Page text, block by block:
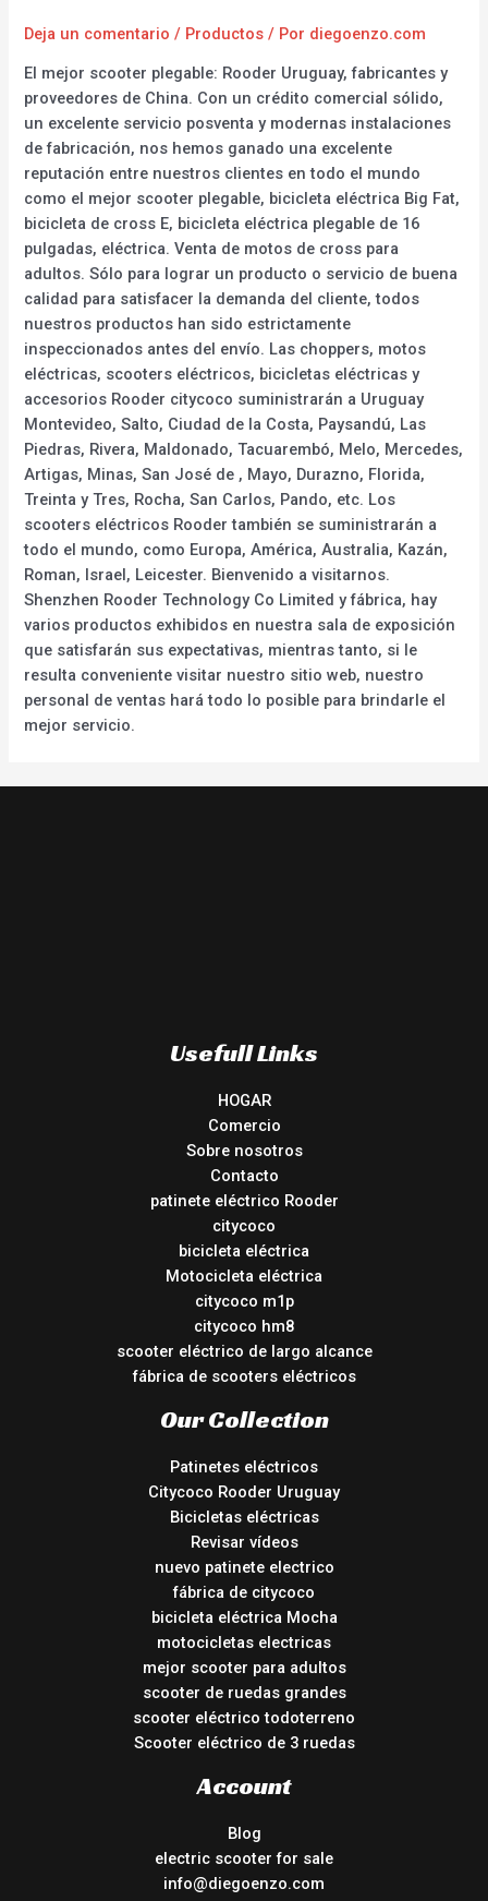
Deja un comentario / Productos / Por diegoenzo.com
El mejor scooter plegable: Rooder Uruguay, fabricantes y
proveedores de China. Con un crédito comercial sólido,
un excelente servicio posventa y modernas instalaciones
de fabricación, nos hemos ganado una excelente
reputación entre nuestros clientes en todo el mundo
como el mejor scooter plegable, bicicleta eléctrica Big Fat,
bicicleta de cross E, bicicleta eléctrica plegable de 16
pulgadas, eléctrica. Venta de motos de cross para
adultos. Sólo para lograr un producto o servicio de buena
calidad para satisfacer la demanda del cliente, todos
nuestros productos han sido estrictamente
inspeccionados antes del envío. Las choppers, motos
eléctricas, scooters eléctricos, bicicletas eléctricas y
accesorios Rooder citycoco suministrarán a Uruguay
Montevideo, Salto, Ciudad de la Costa, Paysandú, Las
Piedras, Rivera, Maldonado, Tacuarembó, Melo, Mercedes,
Artigas, Minas, San José de , Mayo, Durazno, Florida,
Treinta y Tres, Rocha, San Carlos, Pando, etc. Los
scooters eléctricos Rooder también se suministrarán a
todo el mundo, como Europa, América, Australia, Kazán,
Roman, Israel, Leicester. Bienvenido a visitarnos.
Shenzhen Rooder Technology Co Limited y fábrica, hay
varios productos exhibidos en nuestra sala de exposición
que satisfarán sus expectativas, mientras tanto, si le
resulta conveniente visitar nuestro sitio web, nuestro
personal de ventas hará todo lo posible para brindarle el
mejor servicio.
Usefull Links
HOGAR
Comercio
Sobre nosotros
Contacto
patinete eléctrico Rooder
citycoco
bicicleta eléctrica
Motocicleta eléctrica
citycoco m1p
citycoco hm8
scooter eléctrico de largo alcance
fábrica de scooters eléctricos
Our Collection
Patinetes eléctricos
Citycoco Rooder Uruguay
Bicicletas eléctricas
Revisar vídeos
nuevo patinete electrico
fábrica de citycoco
bicicleta eléctrica Mocha
motocicletas electricas
mejor scooter para adultos
scooter de ruedas grandes
scooter eléctrico todoterreno
Scooter eléctrico de 3 ruedas
Account
Blog
electric scooter for sale
info@diegoenzo.com